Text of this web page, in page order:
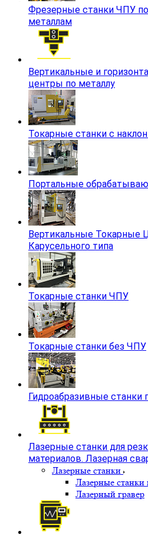
Фрезерные станки ЧПУ
металлам
Вертикальные и
центры по металлу
Токарные станки с
Портальные
Вертикальные Токарные
Карусельного типа
Токарные станки ЧПУ
Токарные станки без ЧПУ
Гидроабразивные станки
Лазерные станки для
материалов. Лазерная
Лазерные станки
Лазерные станки
Лазерный гравер